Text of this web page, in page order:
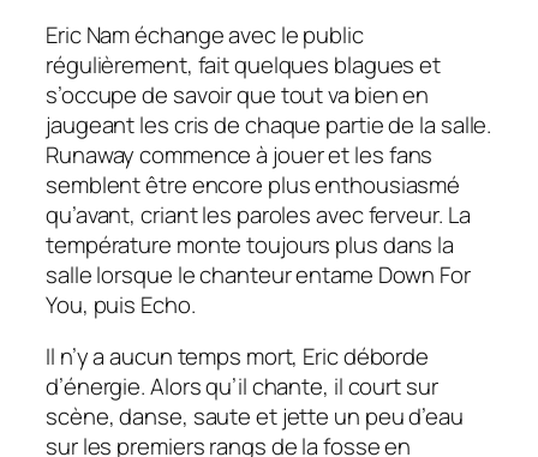
Eric Nam échange avec le public
régulièrement, fait quelques blagues et
s’occupe de savoir que tout va bien en
jaugeant les cris de chaque partie de la salle.
Runaway commence à jouer et les fans
semblent être encore plus enthousiasmé
qu’avant, criant les paroles avec ferveur. La
température monte toujours plus dans la
salle lorsque le chanteur entame Down For
You, puis Echo.
Il n’y a aucun temps mort, Eric déborde
d’énergie. Alors qu’il chante, il court sur
scène, danse, saute et jette un peu d’eau
sur les premiers rangs de la fosse en